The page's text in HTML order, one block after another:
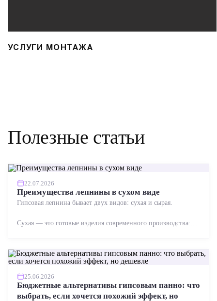
УСЛУГИ МОНТАЖА
Полезные статьи
22.07.2026
Преимущества лепнины в сухом виде
Гипсовая лепнина бывает двух видов: сухая и сырая.
Сухая — это готовые изделия современного производства:
25.06.2026
Бюджетные альтернативы гипсовым панно: что
выбрать, если хочется похожий эффект, но